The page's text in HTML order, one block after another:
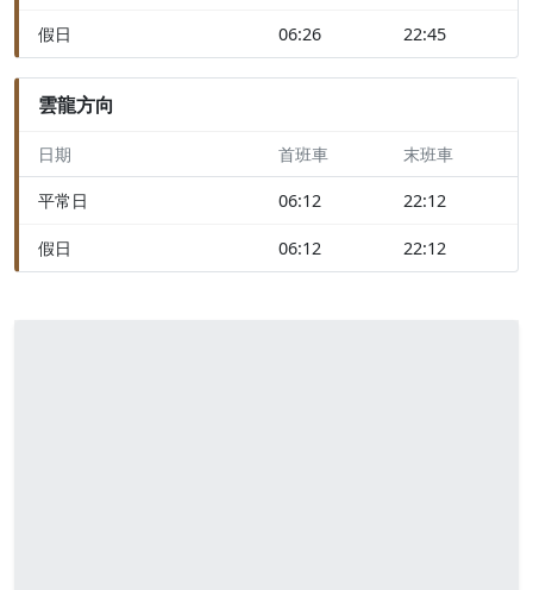
假日 06:26 22:45
雲龍方向
日期 首班車 末班車
平常日 06:12 22:12
假日 06:12 22:12